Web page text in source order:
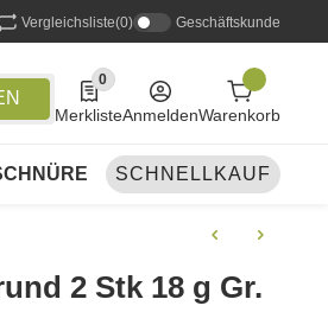
Vergleichsliste(0) Geschäftskunde
0
0 Produkte in der Liste
MerklisteAnmeldenWarenkorb
ANGELSETS
SCHNELLKAUF
2 Stk 18 g Gr.